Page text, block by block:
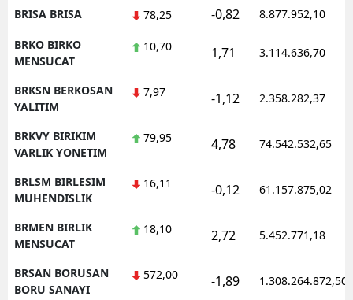
BRISA BRISA 78,25 -0,82 8.877.952,10
BRKO BIRKO
MENSUCAT
10,70 1,71 3.114.636,70
BRKSN BERKOSAN
YALITIM
7,97 -1,12 2.358.282,37
BRKVY BIRIKIM
VARLIK YONETIM
79,95 4,78 74.542.532,65
BRLSM BIRLESIM
MUHENDISLIK
16,11 -0,12 61.157.875,02
BRMEN BIRLIK
MENSUCAT
18,10 2,72 5.452.771,18
BRSAN BORUSAN
BORU SANAYI
572,00 -1,89 1.308.264.872,50